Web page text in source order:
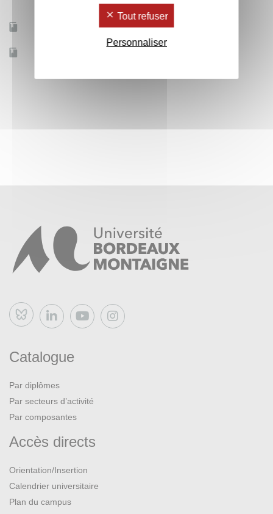
Mobilité d'études Non
Bluesky
Catalogue
Par diplômes
Par secteurs d’activité
Par composantes
Accès directs
Orientation/Insertion
Calendrier universitaire
Plan du campus
Tout refuser
Personnaliser